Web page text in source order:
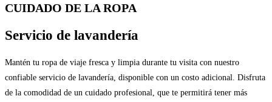
CUIDADO DE LA ROPA
Servicio de lavandería
Mantén tu ropa de viaje fresca y limpia durante tu visita con nuestro
confiable servicio de lavandería, disponible con un costo adicional. Disfruta
de la comodidad de un cuidado profesional, que te permitirá tener más